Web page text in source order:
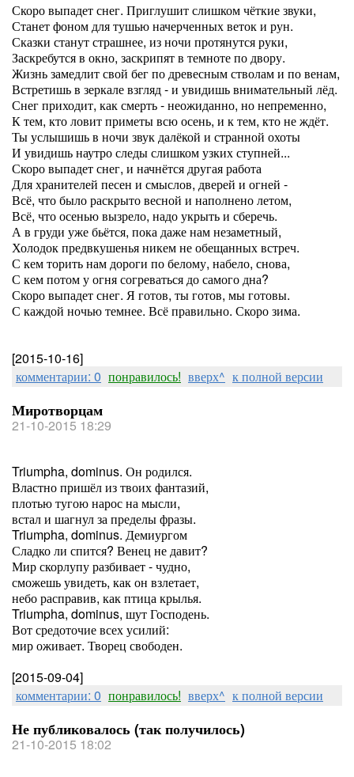
Скоро выпадет снег. Приглушит слишком чёткие звуки,
Станет фоном для тушью начерченных веток и рун.
Сказки станут страшнее, из ночи протянутся руки,
Заскребутся в окно, заскрипят в темноте по двору.
Жизнь замедлит свой бег по древесным стволам и по венам,
Встретишь в зеркале взгляд - и увидишь внимательный лёд.
Снег приходит, как смерть - неожиданно, но непременно,
К тем, кто ловит приметы всю осень, и к тем, кто не ждёт.
Ты услышишь в ночи звук далёкой и странной охоты
И увидишь наутро следы слишком узких ступней...
Скоро выпадет снег, и начнётся другая работа
Для хранителей песен и смыслов, дверей и огней -
Всё, что было раскрыто весной и наполнено летом,
Всё, что осенью вызрело, надо укрыть и сберечь.
А в груди уже бьётся, пока даже нам незаметный,
Холодок предвкушенья никем не обещанных встреч.
С кем торить нам дороги по белому, набело, снова,
С кем потом у огня согреваться до самого дна?
Скоро выпадет снег. Я готов, ты готов, мы готовы.
С каждой ночью темнее. Всё правильно. Скоро зима.
[2015-10-16]
комментарии: 0 понравилось! вверх^ к полной версии
Миротворцам
21-10-2015 18:29
Triumpha, dominus. Он родился.
Властно пришёл из твоих фантазий,
плотью тугою нарос на мысли,
встал и шагнул за пределы фразы.
Triumpha, dominus. Демиургом
Сладко ли спится? Венец не давит?
Мир скорлупу разбивает - чудно,
сможешь увидеть, как он взлетает,
небо расправив, как птица крылья.
Triumpha, dominus, шут Господень.
Вот средоточие всех усилий:
мир оживает. Творец свободен.
[2015-09-04]
комментарии: 0 понравилось! вверх^ к полной версии
Не публиковалось (так получилось)
21-10-2015 18:02